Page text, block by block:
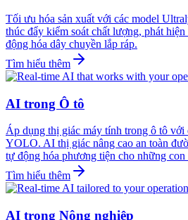
Tối ưu hóa sản xuất với các model
thúc đẩy kiểm soát chất lượng, phát
động hóa dây chuyền lắp ráp.
Tìm hiểu thêm
AI trong Ô tô
Áp dụng thị giác máy tính trong ô tô
YOLO. AI thị giác nâng cao an toàn
tự động hóa phương tiện cho những
Tìm hiểu thêm
AI trong Nông nghiệp